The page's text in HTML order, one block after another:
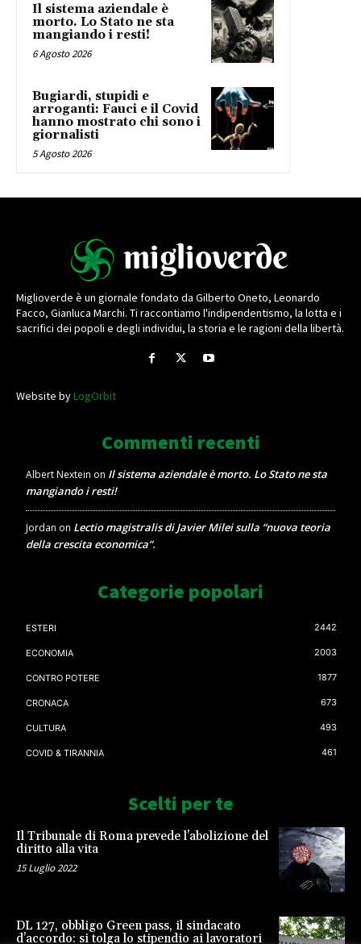
Il sistema aziendale è
morto. Lo Stato ne sta
mangiando i resti!
6 Agosto 2026
Bugiardi, stupidi e
arroganti: Fauci e il Covid
hanno mostrato chi sono i
giornalisti
5 Agosto 2026
Miglioverde è un giornale fondato da Gilberto Oneto, Leonardo
Facco, Gianluca Marchi. Ti raccontiamo l'indipendentismo, la lotta e i
sacrifici dei popoli e degli individui, la storia e le ragioni della libertà.
Website byLogOrbit
Commenti recenti
Albert Nextein on Il sistema aziendale è morto. Lo Stato ne sta
mangiando i resti!
Jordan on Lectio magistralis di Javier Milei sulla “nuova teoria
della crescita economica”.
Categorie popolari
ESTERI 2442
ECONOMIA 2003
CONTRO POTERE 1877
CRONACA 673
CULTURA 493
COVID & TIRANNIA 461
Scelti per te
Il Tribunale di Roma prevede l’abolizione del
diritto alla vita
15 Luglio 2022
DL 127, obbligo Green pass, il sindacato
d’accordo: si tolga lo stipendio ai lavoratori